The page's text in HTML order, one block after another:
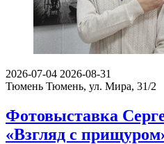
2026-07-04 2026-08-31
Тюмень Тюмень, ул. Мира, 31/2
Фотовыставка
«Взгляд с